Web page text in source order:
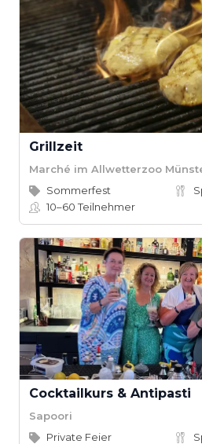
Grillzeit
Marché im Allwetterzoo
Sommerfest
10–60Teilnehmer
Cocktailkurs & Antipasti
Sapoori
Private Feier